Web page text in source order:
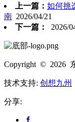
上一篇： 如何挑
南 2026/04/21
下一篇：
2026/
Copyright © 2026
技术支持: 创想九州
分享: